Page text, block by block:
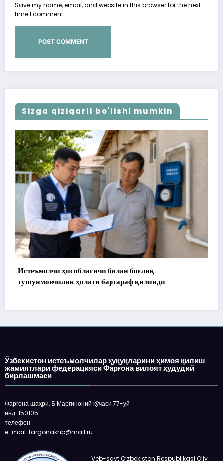
Save my name, email, and website in this browser for the next
time I comment.
Sizga qiziqarli bo'lishi mumkin
172 миллион сўм тўланди, аммо уй
жамиятлари федерацияси Фарғона вилоят ҳудудий
бирлашмаси
инд: 150105
телефон:
e-mail: fargonakhb@mail.ru
Majlisi huzuridagi Nodavlat notijorat